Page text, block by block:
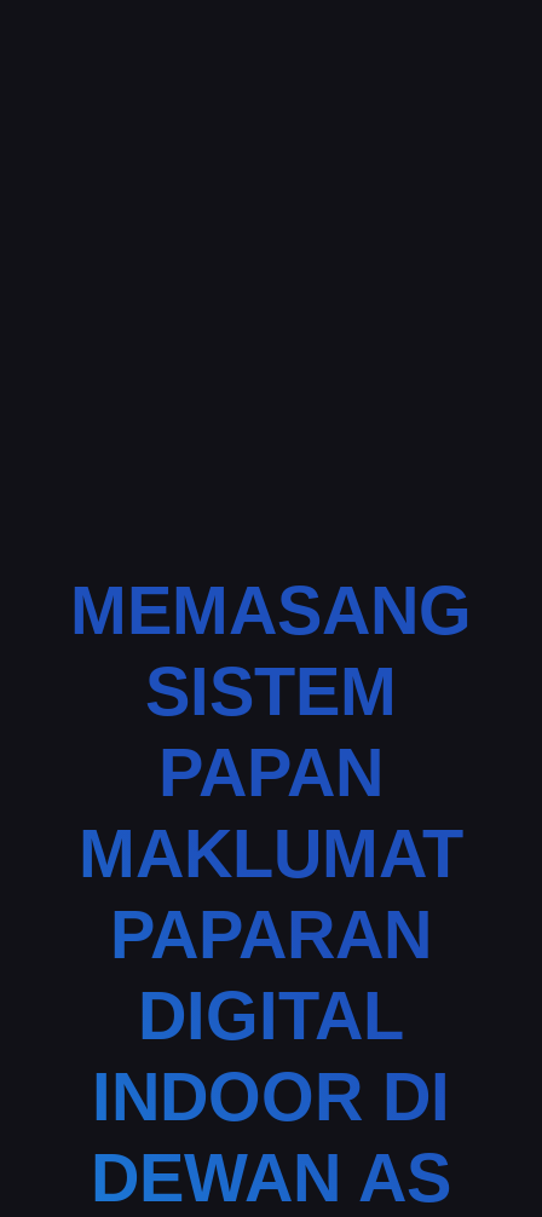
MEMASANG
SISTEM
PAPAN
MAKLUMAT
PAPARAN
DIGITAL
INDOOR DI
DEWAN AS